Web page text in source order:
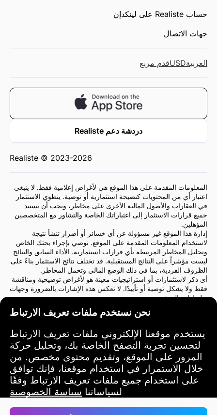
نحن نستخدم ملفات تعريف الارتباط
يستخدم موقعنا الإلكتروني ملفات تعريف الارتباط
لتحسين تجربة التصفح الخاصة بك، وتحليل حركة
المرور على الموقع، وتقديم محتوى مخصص. من
خلال الاستمرار في استخدام موقعنا، فإنك توافق
على استخدام جميع ملفات تعريف الارتباط وفقًا
لسياساتنا سياسة الخصوصية
حساب Realiste على لينكدإن
جهات الاتصال
العربيةUSDقدم مربع
دردشة دعم Realiste
Realiste © 2023-2026
المعلومات المقدمة على هذا الموقع هي لأغراض إعلامية فقط. لا ينبغي
اعتبار أي من المحتويات كنصيحة استثمارية أو توصية. ينطوي الاستثمار
في العقارات والأصول المالية الأخرى على مخاطر، ويجب أن تستند
جميع قرارات الاستثمار إلى اعتباراتك الخاصة والتشاور مع المتخصصين
المؤهلين.
إدارة هذا الموقع غير مسؤولة عن أي خسائر أو أضرار تنشأ نتيجة
لاستخدام المعلومات المقدمة على الموقع. نوصي بإجراء بحثك الخاص
وتحليل المخاطر المرتبطة بأي قرارات استثمارية. الأداء السابق والنتائج
ليست مؤشراً على النتائج المستقبلية. قد تختلف نتائج الاستثمار بناءً على
الظروف الفردية، بما في ذلك الوضع المالي وتحمل المخاطر.
أي ذكر لاستثمارات أو استراتيجيات معينة هو لأغراض توضيحية ومناقشة
فقط ولا يشكل توصية أو تأييدًا. لا تعكس هذه الإشارات بالضرورة وجهات
نظر إدارة الموقع.
نوصي بشدة بالتشاور مع مستشار مالي أو مستشار قانوني قبل اتخاذ أي
قرارات استثمارية. أنت وحدك المسؤول عن أفعالك الاستثمارية
باستخدام هذا الموقع، فإنك توافق على أن إدارة الموقع ليست مسؤولة
عن أي خسائر أو أضرار مباشرة أو غير مباشرة ناتجة عن استخدام
المعلومات المقدمة على الموقع.
يرجى توخي الحذر والحكمة عند اتخاذ قرارات الاستثمار.
شروط الاستخدام